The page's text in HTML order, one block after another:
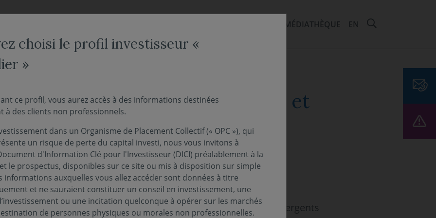
MÉDIATHÈQUE EN
- Mise en place de gates et
- FIA
Solidaires, Covéa Multi Absolute Return, Covéa Multi Emergents
choisi le profil investisseur «
»
ce profil, vous aurez accès à des informations destinées
à des clients non professionnels.
dans un Organisme de Placement Collectif (« OPC »), qui
un risque de perte du capital investi, nous vous invitons à
d'Information Clé pour l'Investisseur (DICI) préalablement à la
le prospectus, disponibles sur ce site ou mis à disposition sur simple
informations auxquelles vous allez accéder sont données à titre
et ne sauraient constituer un conseil en investissement, une
ou une incitation quelconque à opérer sur les marchés
de personnes physiques ou morales non professionnelles.